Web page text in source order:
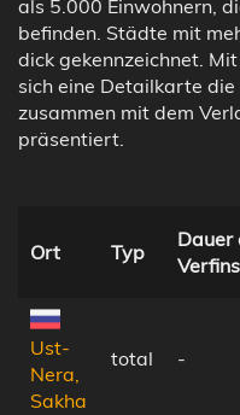
als 5.000 Einwohnern,
befinden. Städte mit
dick gekennzeichnet.
sich eine Detailkarte
zusammen mit dem
präsentiert.
Ort Typ
Dauer
Ust-
Nera,
Sakha
total -